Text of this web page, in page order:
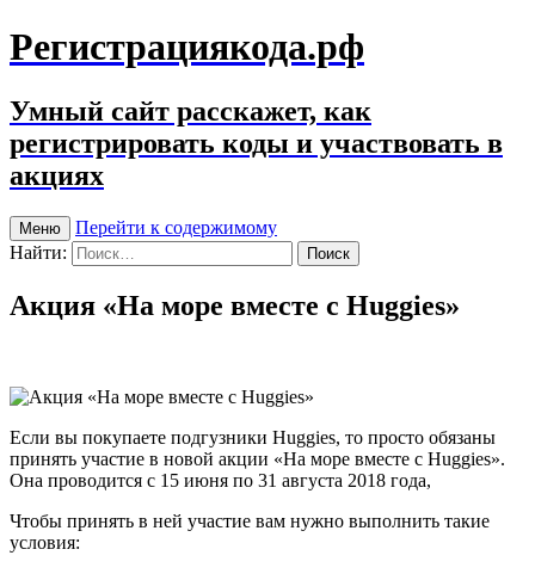
Регистрациякода.рф
Умный сайт расскажет, как
регистрировать коды и участвовать в
акциях
Меню
Перейти к содержимому
Найти:
Акция «На море вместе с Huggies»
Если вы покупаете подгузники Huggies, то просто обязаны
принять участие в новой акции «На море вместе с Huggies».
Она проводится с 15 июня по 31 августа 2018 года,
Чтобы принять в ней участие вам нужно выполнить такие
условия: